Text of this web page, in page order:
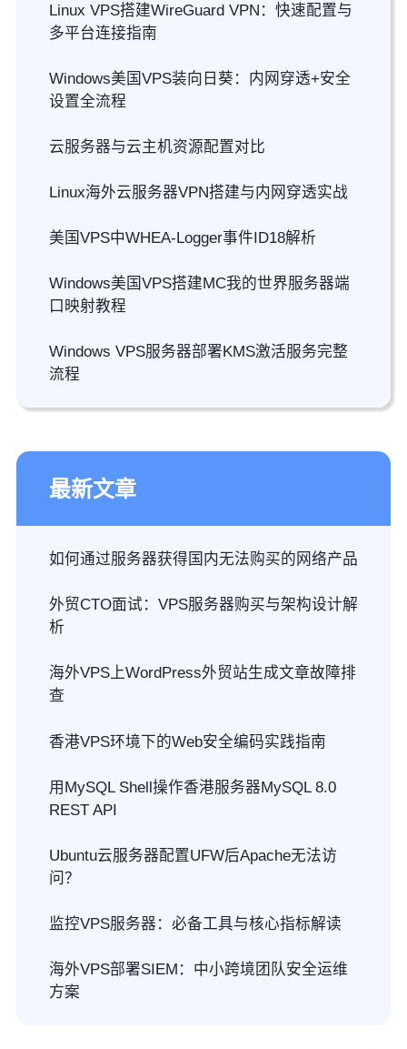
Linux VPS搭建WireGuard VPN：快速配置与
多平台连接指南
Windows美国VPS装向日葵：内网穿透+安全
设置全流程
云服务器与云主机资源配置对比
Linux海外云服务器VPN搭建与内网穿透实战
美国VPS中WHEA-Logger事件ID18解析
Windows美国VPS搭建MC我的世界服务器端
口映射教程
Windows VPS服务器部署KMS激活服务完整
流程
最新文章
如何通过服务器获得国内无法购买的网络产品
外贸CTO面试：VPS服务器购买与架构设计解
析
海外VPS上WordPress外贸站生成文章故障排
查
香港VPS环境下的Web安全编码实践指南
用MySQL Shell操作香港服务器MySQL 8.0
REST API
Ubuntu云服务器配置UFW后Apache无法访
问？
监控VPS服务器：必备工具与核心指标解读
海外VPS部署SIEM：中小跨境团队安全运维
方案